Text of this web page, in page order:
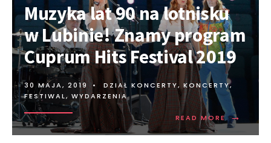
Muzyka lat 90 na lotnisku
w Lubinie! Znamy program
Cuprum Hits Festival 2019
30 MAJA, 2019 • DZIAŁ KONCERTY, KONCERTY,
FESTIWAL, WYDARZENIA
READ MORE →